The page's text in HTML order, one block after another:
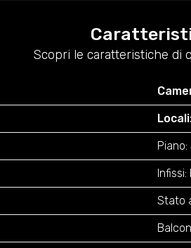
Scopri le caratteristiche di
Piano:
Infissi:
Stato